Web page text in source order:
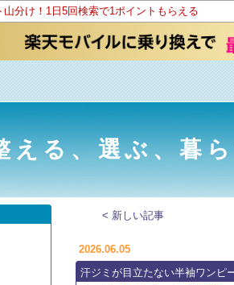
山分け！1日5回検索で1ポイントもらえる
る、選ぶ、暮
< 新しい記事
2026.06.05
汗ジミが目立たない半袖ワンピ